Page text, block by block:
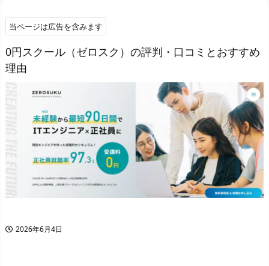
当ページは広告を含みます
0円スクール（ゼロスク）の評判・口コミとおすすめ
理由
2026年6月4日